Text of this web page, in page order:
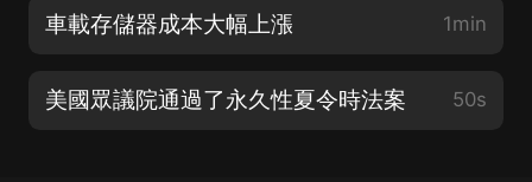
車載存儲器成本大幅上漲 1min
美國眾議院通過了永久性夏令時法案 50s